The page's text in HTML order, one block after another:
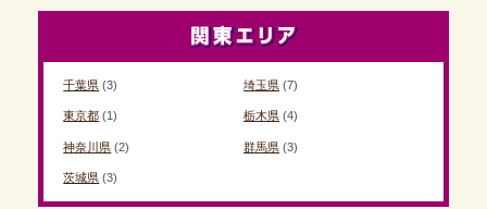
千葉県 (3) 埼玉県(7)
東京都 (1) 栃木県(4)
神奈川県 (2) 群馬県(3)
茨城県 (3)